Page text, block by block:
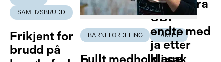
SAMLIVSBRUDD
Frikjent for
brudd på
BARNEFORDELING FAMILIE
Fullt medhold i sak
Avslag fra
UDI –
endte med
ja etter
klage